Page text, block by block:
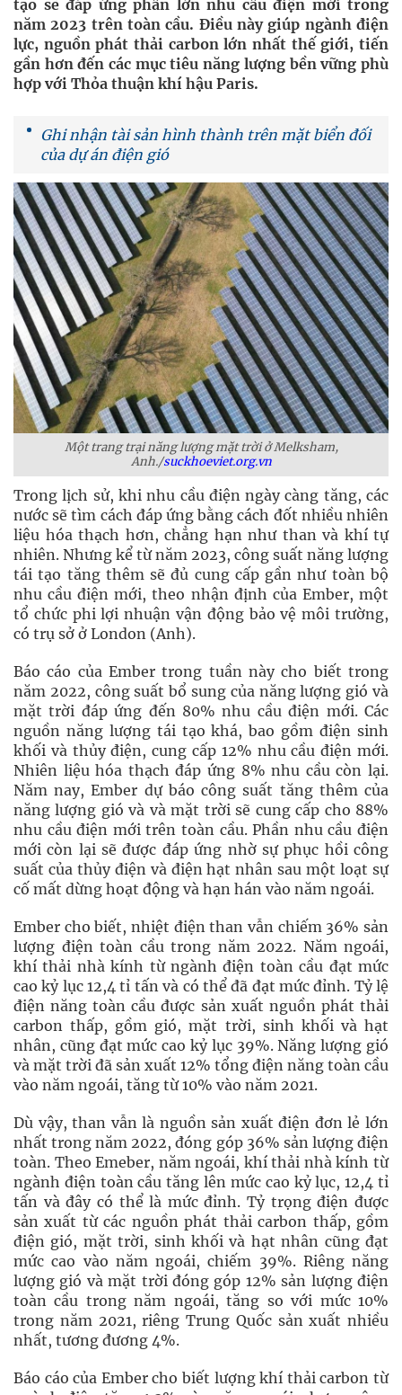
tạo sẽ đáp ứng phần lớn nhu cầu điện mới trong
năm 2023 trên toàn cầu. Điều này giúp ngành điện
lực, nguồn phát thải carbon lớn nhất thế giới, tiến
gần hơn đến các mục tiêu năng lượng bền vững phù
hợp với Thỏa thuận khí hậu Paris.
Ghi nhận tài sản hình thành trên mặt biển đối
của dự án điện gió
Một trang trại năng lượng mặt trời ở Melksham,
Anh./suckhoeviet.org.vn
Trong lịch sử, khi nhu cầu điện ngày càng tăng, các
nước sẽ tìm cách đáp ứng bằng cách đốt nhiều nhiên
liệu hóa thạch hơn, chẳng hạn như than và khí tự
nhiên. Nhưng kể từ năm 2023, công suất năng lượng
tái tạo tăng thêm sẽ đủ cung cấp gần như toàn bộ
nhu cầu điện mới, theo nhận định của Ember, một
tổ chức phi lợi nhuận vận động bảo vệ môi trường,
có trụ sở ở London (Anh).
Báo cáo của Ember trong tuần này cho biết trong
năm 2022, công suất bổ sung của năng lượng gió và
mặt trời đáp ứng đến 80% nhu cầu điện mới. Các
nguồn năng lượng tái tạo khá, bao gồm điện sinh
khối và thủy điện, cung cấp 12% nhu cầu điện mới.
Nhiên liệu hóa thạch đáp ứng 8% nhu cầu còn lại.
Năm nay, Ember dự báo công suất tăng thêm của
năng lượng gió và và mặt trời sẽ cung cấp cho ​​88%
nhu cầu điện mới trên toàn cầu. Phần nhu cầu điện
mới còn lại sẽ được đáp ứng nhờ sự phục hồi công
suất của thủy điện và điện hạt nhân sau một loạt sự
cố mất dừng hoạt động và hạn hán vào năm ngoái.
Ember cho biết, nhiệt điện than vẫn chiếm 36% sản
lượng điện toàn cầu trong năm 2022. Năm ngoái,
khí thải nhà kính từ ngành điện toàn cầu đạt mức
cao kỷ lục 12,4 tỉ tấn và có thể đã đạt mức đỉnh. Tỷ lệ
điện năng toàn cầu được sản xuất nguồn phát thải
carbon thấp, gồm gió, mặt trời, sinh khối và hạt
nhân, cũng đạt mức cao kỷ lục 39%. Năng lượng gió
và mặt trời đã sản xuất 12% tổng điện năng toàn cầu
vào năm ngoái, tăng từ 10% vào năm 2021.
Dù vậy, than vẫn là nguồn sản xuất điện đơn lẻ lớn
nhất trong năm 2022, đóng góp 36% sản lượng điện
toàn. Theo Emeber, năm ngoái, khí thải nhà kính từ
ngành điện toàn cầu tăng lên mức cao kỷ lục, 12,4 tỉ
tấn và đây có thể là mức đỉnh. Tỷ trọng điện được
sản xuất từ các nguồn phát thải carbon thấp, gồm
điện gió, mặt trời, sinh khối và hạt nhân cũng đạt
mức cao vào năm ngoái, chiếm 39%. Riêng năng
lượng gió và mặt trời đóng góp 12% sản lượng điện
toàn cầu trong năm ngoái, tăng so với mức 10%
trong năm 2021, riêng Trung Quốc sản xuất nhiều
nhất, tương đương 4%.
Báo cáo của Ember cho biết lượng khí thải carbon từ